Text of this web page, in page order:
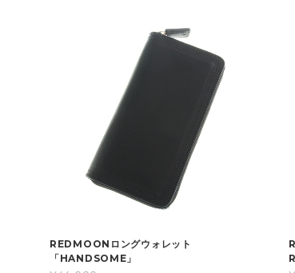
REDMOONロングウォレット
「HANDSOME」